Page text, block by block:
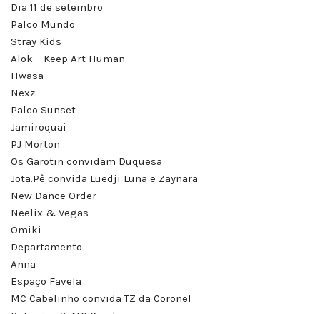
Dia 11 de setembro
Palco Mundo
Stray Kids
Alok – Keep Art Human
Hwasa
Nexz
Palco Sunset
Jamiroquai
PJ Morton
Os Garotin convidam Duquesa
Jota.Pê convida Luedji Luna e Zaynara
New Dance Order
Neelix & Vegas
Omiki
Departamento
Anna
Espaço Favela
MC Cabelinho convida TZ da Coronel